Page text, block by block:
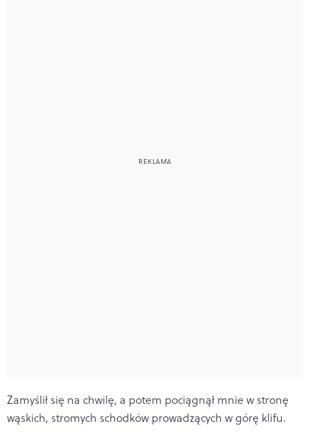
Zamyślił się na chwilę, a potem pociągnął mnie w stronę
wąskich, stromych schodków prowadzących w górę klifu.